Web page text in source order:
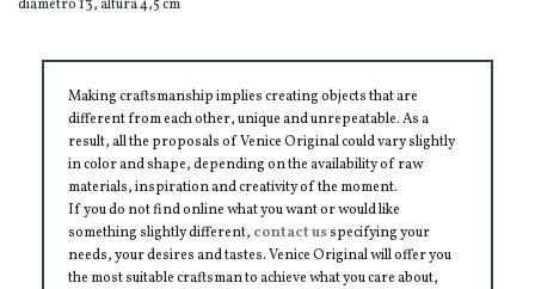
diámetro 13, altura 4,5 cm
Making craftsmanship implies creating objects that are
different from each other, unique and unrepeatable. As a
result, all the proposals of Venice Original could vary slightly
in color and shape, depending on the availability of raw
materials, inspiration and creativity of the moment.
If you do not find online what you want or would like
something slightly different, contact usspecifying your
needs, your desires and tastes. Venice Original will offer you
the most suitable craftsman to achieve what you care about,